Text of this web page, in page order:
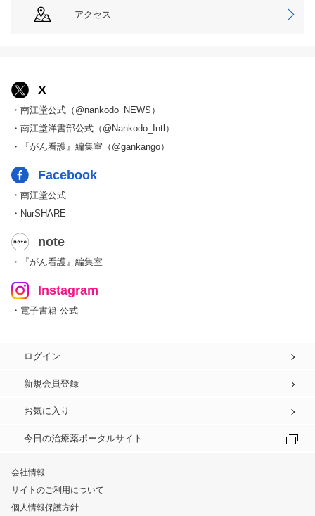
アクセス
X
・南江堂公式（@nankodo_NEWS）
・南江堂洋書部公式（@Nankodo_Intl）
・『がん看護』編集室（@gankango）
Facebook
・南江堂公式
・NurSHARE
note
・『がん看護』編集室
Instagram
・電子書籍 公式
ログイン
新規会員登録
お気に入り
今日の治療薬ポータルサイト
会社情報
サイトのご利用について
個人情報保護方針